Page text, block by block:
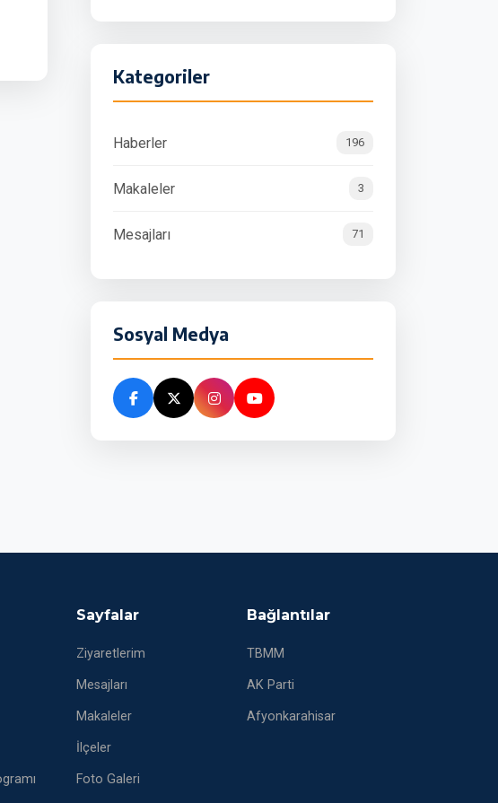
Kategoriler
Haberler 196
Makaleler 3
Mesajları 71
Sosyal Medya
Sayfalar
Ziyaretlerim
Mesajları
Makaleler
İlçeler
Foto Galeri
Bağlantılar
TBMM
AK Parti
Afyonkarahisar